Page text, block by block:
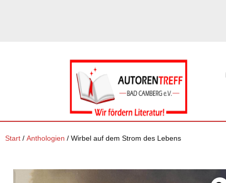
Start / Anthologien / Wirbel auf dem Strom des Lebens